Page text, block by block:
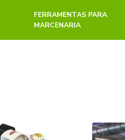
FERRAMENTAS PARA
MARCENARIA